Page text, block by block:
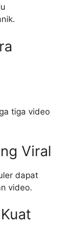
tiga video
Viral
dapat
video.